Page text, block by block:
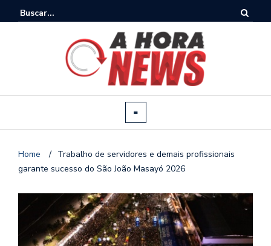
Home / Trabalho de servidores e demais profissionais
garante sucesso do São João Masayó 2026